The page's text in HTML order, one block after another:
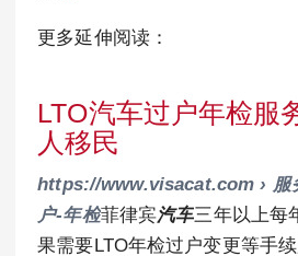
更多延伸阅读：
LTO汽车过户年检服
人移民
https://www.visacat.com › 服
户-年检菲律宾汽车三年以上每
果需要LTO年检过户变更等手